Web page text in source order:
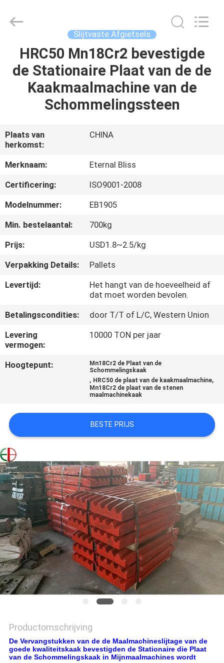
HUIS
PRODUCTEN
ONGEVEER
ONS
FABRIEKSREIS
KWALITEITSCONTROLE
CONTACTEER
ONS
NIEUWS
VERZOEK
OM
SITEMAP
PRIVACYBELEID
Casting
Reserved.
Slijtvaste Afgietsels
HRC50 Mn18Cr2 bevestigde
de Stationaire Plaat van de de
Kaakmaalmachine van de
Schommelingssteen
Plaats van
herkomst:
CHINA
Merknaam:
Eternal Bliss
Certificering:
ISO9001-2008
Modelnummer:
EB1905
Min. bestelaantal:
700kg
Prijs:
USD1.8~2.5/kg
Verpakking Details:
Pallets
Levertijd:
Het hangt van de hoeveelheid af
dat moet worden bevolen.
Betalingscondities:
door T/T of L/C, Western Union
Levering
vermogen:
10000 TON per jaar
Hoogtepunt:
Mn18Cr2 de Plaat van de
Schommelingskaak
, HRC50 de plaat van de kaakmaalmachine,
Mn18Cr2 de plaat van de stenen
maalmachinekaak
BESTE PRIJS
Productomschrijving
De Vervangstukken van de de Maalmachineslijtage van de
goede kwaliteitskaak bevestigden de Stationaire die Plaat
van de Schommelingskaak in Mijnmaalmachines wordt